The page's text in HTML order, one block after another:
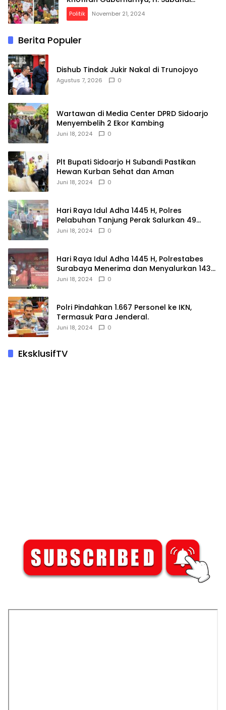
Bupatinya
Politik November 21, 2024
Berita Populer
Dishub Tindak Jukir Nakal di Trunojoyo
Agustus 7, 2026 0
Wartawan di Media Center DPRD Sidoarjo
Menyembelih 2 Ekor Kambing
Juni 18, 2024 0
Plt Bupati Sidoarjo H Subandi Pastikan
Hewan Kurban Sehat dan Aman
Juni 18, 2024 0
Hari Raya Idul Adha 1445 H, Polres
Pelabuhan Tanjung Perak Salurkan 49
Hewan Korban.
Juni 18, 2024 0
Hari Raya Idul Adha 1445 H, Polrestabes
Surabaya Menerima dan Menyalurkan 143
Hewan Kurban
Juni 18, 2024 0
Polri Pindahkan 1.667 Personel ke IKN,
Termasuk Para Jenderal.
Juni 18, 2024 0
EksklusifTV